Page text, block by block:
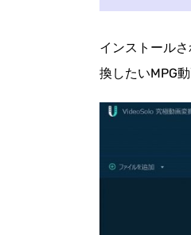
インストール
換したいMPG